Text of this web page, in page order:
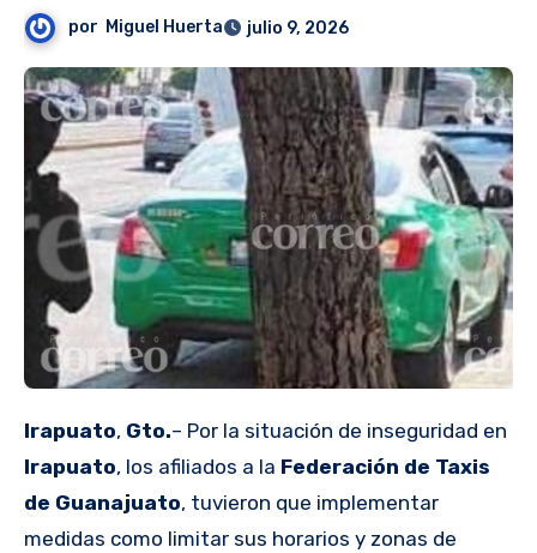
por Miguel Huerta julio 9, 2026
Irapuato, Gto.– Por la situación de inseguridad en
Irapuato, los afiliados a la Federación de Taxis
de Guanajuato, tuvieron que implementar
medidas como limitar sus horarios y zonas de